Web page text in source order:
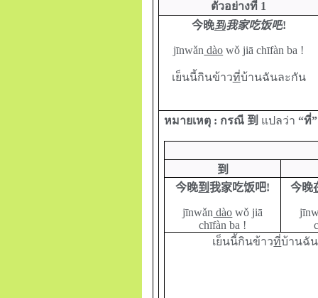
ตัวอย่างที่ 1
今晚到我家吃饭吧!
jīnwǎn dào wǒ jiā chīfàn ba !
เย็นนี้กินข้าวที่บ้านฉันละกัน
หมายเหตุ : กรณี 到 แปลว่า “ที่
到
今晚到我家吃饭吧!
jīnwǎn dào wǒ jiā
chīfàn ba !
今晚
เย็นนี้กินข้าวที่บ้านฉั